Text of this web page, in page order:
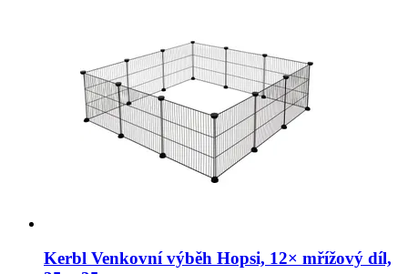
Kerbl Venkovní výběh Hopsi, 12× mřížový díl,